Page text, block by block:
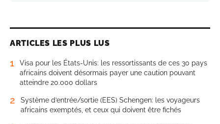
ARTICLES LES PLUS LUS
1
Visa pour les États-Unis: les ressortissants de ces 30 pays
africains doivent désormais payer une caution pouvant
atteindre 20.000 dollars
2
Système d’entrée/sortie (EES) Schengen: les voyageurs
africains exemptés, et ceux qui doivent être fichés